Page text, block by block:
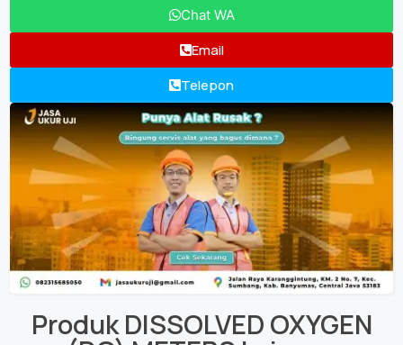
Chat WA
Email
Telepon
ProdukDISSOLVED OXYGEN